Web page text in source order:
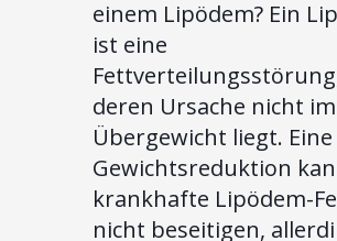
einem Lipödem? Ein
ist eine
deren Ursache nicht im
Übergewicht liegt. Eine
Gewichtsreduktion
krankhafte Lipödem-
nicht beseitigen,